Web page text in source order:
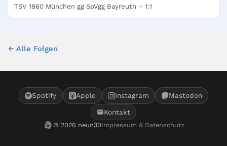
TSV 1860 München gg SpVgg Bayreuth – 1:1
← Alle Folgen
Spotify Apple Instagram Mastodon
Kontakt
© 2026 neun30Impressum & Datenschutz